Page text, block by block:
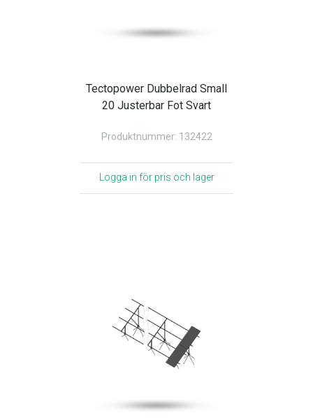
Tectopower Dubbelrad Small
20 Justerbar Fot Svart
Produktnummer: 132422
Logga in för pris och lager